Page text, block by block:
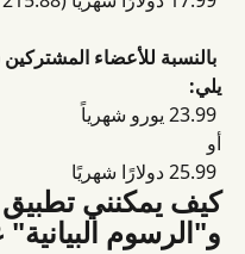
يلي:
أو
كيف يمكنني
و"الرسوم